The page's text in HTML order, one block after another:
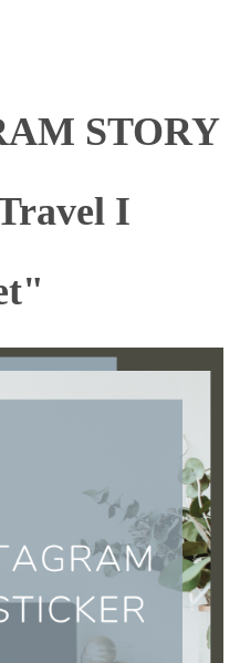
STORY
I